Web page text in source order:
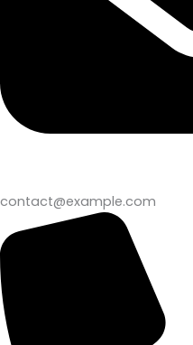
contact@example.com